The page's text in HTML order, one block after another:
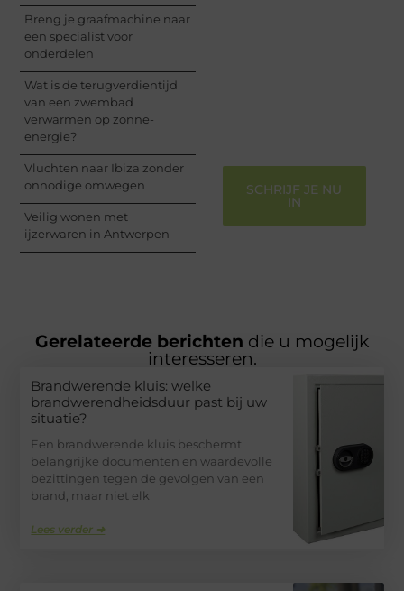
Breng je graafmachine naar
een specialist voor
onderdelen
Wat is de terugverdientijd
van een zwembad
verwarmen op zonne-
energie?
Vluchten naar Ibiza zonder
onnodige omwegen
Veilig wonen met
ijzerwaren in Antwerpen
SCHRIJF JE NU
IN
Gerelateerde berichten die u mogelijk
interesseren.
Brandwerende kluis: welke
brandwerendheidsduur past bij uw
situatie?
Een brandwerende kluis beschermt
belangrijke documenten en waardevolle
bezittingen tegen de gevolgen van een
brand, maar niet elk
Lees verder ➜